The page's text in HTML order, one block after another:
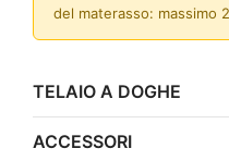
del materasso: massimo
TELAIO A DOGHE
ACCESSORI